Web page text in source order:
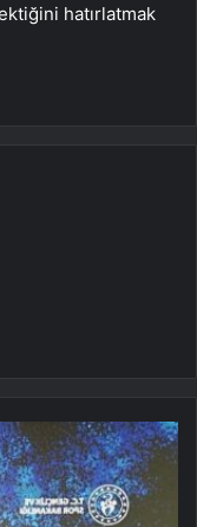
hatırlatmak